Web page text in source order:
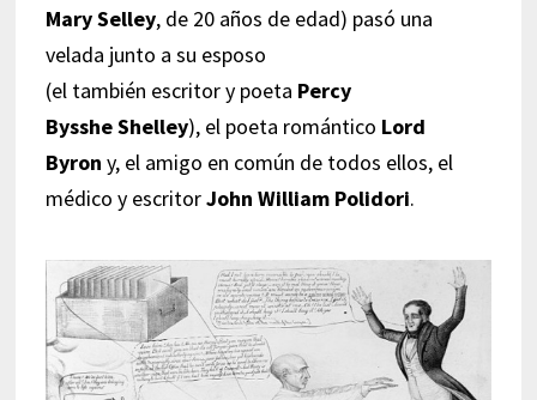
Mary Selley, de 20 años de edad) pasó una
velada junto a su esposo
(el también escritor y poeta Percy
Bysshe Shelley), el poeta romántico Lord
Byron y, el amigo en común de todos ellos, el
médico y escritorJohn William Polidori.